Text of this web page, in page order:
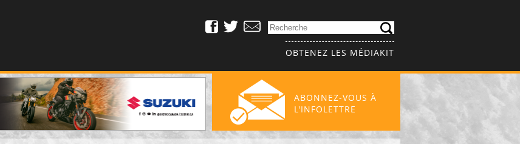
OBTENEZ LES MÉDIAKIT
ABONNEZ-VOUS À
L'INFOLETTRE